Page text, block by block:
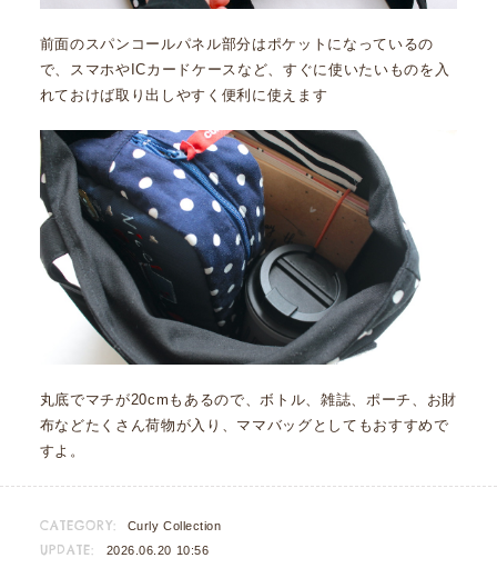
前面のスパンコールパネル部分はポケットになっているの
で、スマホやICカードケースなど、すぐに使いたいものを入
れておけば取り出しやすく便利に使えます
丸底でマチが20cmもあるので、ボトル、雑誌、ポーチ、お財
布などたくさん荷物が入り、ママバッグとしてもおすすめで
すよ。
CATEGORY: Curly Collection
UPDATE: 2026.06.20 10:56